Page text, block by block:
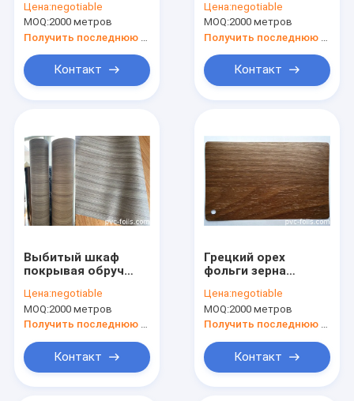
декоративной
деревянной
Цена:negotiable
MOQ:2000 метров
Контакт
выбил белое
Цена:negotiable
MOQ:2000 метров
Контакт
Выбитый шкаф
покрывая обруч
фольги зерна PVC
деревянный
широко
Цена:negotiable
MOQ:2000 метров
Контакт
Грецкий орех
фольги зерна
слоения
собственной
личности
деревянный
Цена:negotiable
MOQ:2000 метров
Контакт